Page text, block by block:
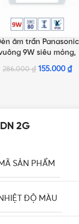
VÀO GIỎ HÀNG
âm trần Panasonic
9W siêu mỏng,
ánh sáng trung tính |
NNP72250
286.000₫ 155.000 ₫
2G
SẢN PHẨM
ĐỘ MÀU